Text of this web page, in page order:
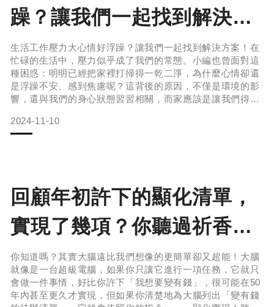
躁？讓我們一起找到解決方
案！
生活工作壓力大心情好浮躁？讓我們一起找到解決方案！在
忙碌的生活中，壓力似乎成了我們的常態。小編也曾面對這
種困惑：明明已經把家裡打掃得一乾二淨，為什麼心情卻還
是浮躁不安、感到焦慮呢？這背後的原因，不僅是環境的影
響，還與我們的身心狀態習習相關，而家應該是讓我們得到
在快節奏的生活中，我們都希望情緒可以馬上舒緩下來
這時候，一瓶多用的精油就是你的最佳神隊友！舒緩家中的
2024-11-10
回顧年初許下的顯化清單，
實現了幾項？你聽過祈香魔
法嗎？靠「小黑瓶」啟動魔
法意念，喚醒你一整年的好
你知道嗎？其實大腦遠比我們想像的更簡單卻又超能！大腦
就像是一台超級電腦，如果你只讓它進行一項任務，它就只
會做一件事情，好比你許下「我想要變有錢」，很可能在50
年內甚至更久才實現，但如果你清楚地為大腦列出「變有錢